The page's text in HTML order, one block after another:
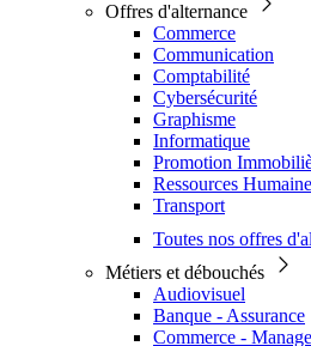
Offres d'alternance
Commerce
Communication
Comptabilité
Cybersécurité
Graphisme
Informatique
Promotion
Ressources
Transport
Toutes nos offres
Métiers et débouchés
Audiovisuel
Banque - Assurance
Commerce -